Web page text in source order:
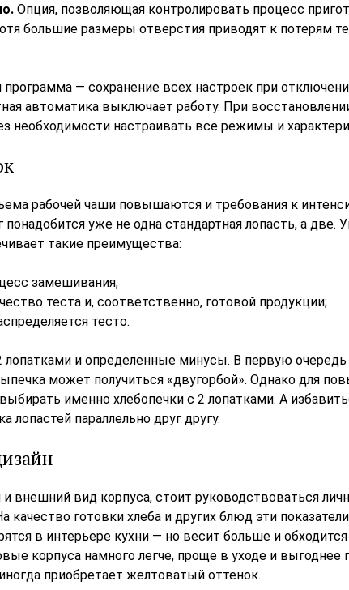
Опция, позволяющая контролировать процесс
большие размеры отверстия приводят к потерям
программа — сохранение всех настроек при
автоматика выключает работу. При
необходимости настраивать все режимы и
рабочей чаши повышаются и требования к
уже не одна стандартная лопасть, а две.
такие преимущества:
замешивания;
теста и, соответственно, готовой продукции;
тесто.
лопатками и определенные минусы. В первую
может получиться «двугорбой». Однако для
именно хлебопечки с 2 лопатками. А
лопастей параллельно друг другу.
и внешний вид корпуса, стоит руководствоваться
качество готовки хлеба и других блюд эти
в интерьере кухни — но весит больше и
корпуса намного легче, проще в уходе и выгоднее
приобретает желтоватый оттенок.